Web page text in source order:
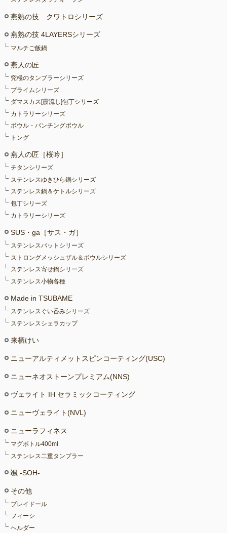
燕熟の技 クワトロシリーズ
燕熟の技 4LAYERSシリーズ
マルチご飯鍋
燕人の匠
究極のタンブラーシリーズ
プライムシリーズ
ダマスカス[霞流し]包丁シリーズ
カトラリーシリーズ
ボウル・パンチングボウル
トング
燕人の匠［桜吟］
チタンシリーズ
ステンレスゆきひら鍋シリーズ
ステンレス鍋＆ケトルシリーズ
包丁シリーズ
カトラリーシリーズ
SUS・ga［サス・ガ］
ステンレスバットシリーズ
ストロングメッシュザル＆ボウルシリーズ
ステンレス寄せ鍋シリーズ
ステンレス小物各種
Made in TSUBAME
ステンレスぐい呑みシリーズ
ステンレスシェラカップ
来栖けい
ニューアルティメットスピンコーティング(USC)
ニューネオストーンプレミアム(NNS)
ヴェライト IH セラミックコーティング
ニューヴェライト(NVL)
ニューラフィネス
マグボトル400ml
ステンレス二重タンブラー
颯 -SOH-
その他
ブレイドール
フィーシ
ヘルダー